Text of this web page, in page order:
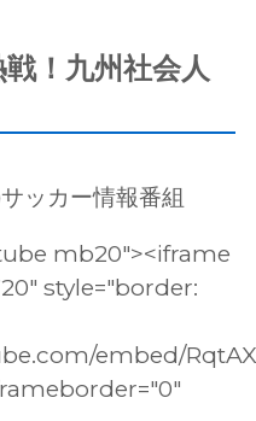
！九州社会人
ッカー情報番組
mb20"><iframe
style="border:
embed/